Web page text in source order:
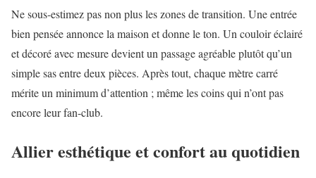
Ne sous-estimez pas non plus les zones de transition. Une entrée
bien pensée annonce la maison et donne le ton. Un couloir éclairé
et décoré avec mesure devient un passage agréable plutôt qu’un
simple sas entre deux pièces. Après tout, chaque mètre carré
mérite un minimum d’attention ; même les coins qui n’ont pas
encore leur fan-club.
Allier esthétique et confort au quotidien